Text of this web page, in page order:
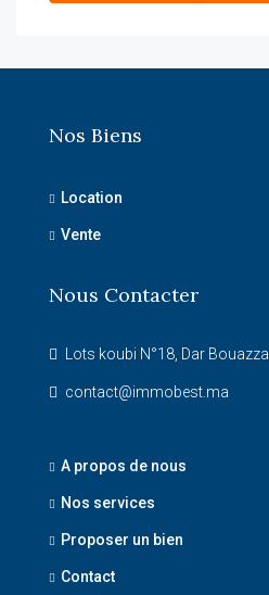
Nos Biens
Location
Vente
Nous Contacter
Lots koubi N°18, Dar Bouazza
contact@immobest.ma
A propos de nous
Nos services
Proposer un bien
Contact